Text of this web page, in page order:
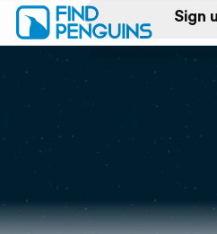
Sign
Log in
Print a book
Flyover video